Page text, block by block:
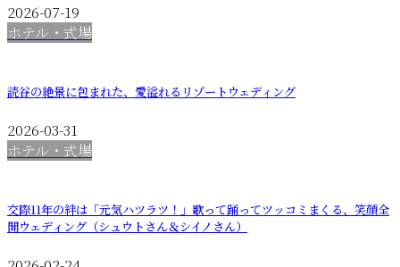
2026-07-19
ホテル・式場
読谷の絶景に包まれた、愛溢れるリゾートウェディング
2026-03-31
ホテル・式場
交際11年の絆は「元気ハツラツ！」歌って踊ってツッコミまくる、笑顔全
開ウェディング（シュウトさん＆シイノさん）